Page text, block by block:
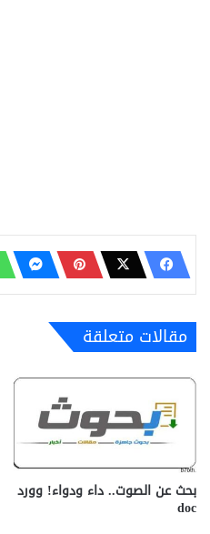
مقالات متعلقة
بحث عن الصوت.. داء ودواء! وورد
doc